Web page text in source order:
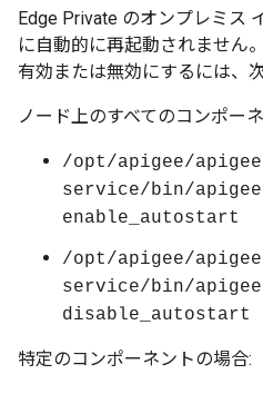
Edge Private のオンプレミス
に自動的に再起動されません
有効または無効にするには、
ノード上のすべてのコンポー
/opt/apigee/
service/bin/
enable_autostart
/opt/apigee/
service/bin/
disable_autostart
特定のコンポーネントの場合: